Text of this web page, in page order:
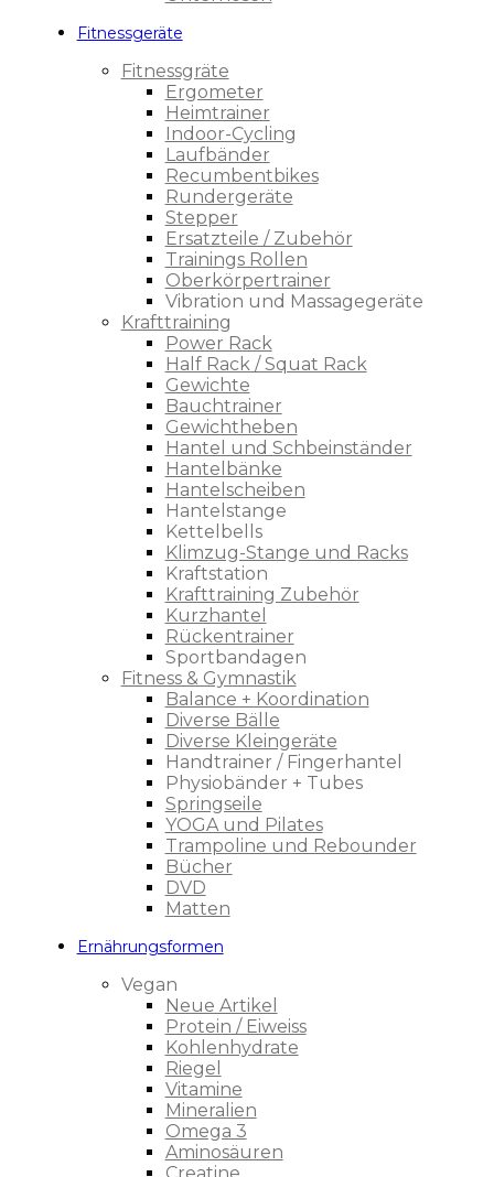
Fitnessgeräte
Fitnessgräte
Ergometer
Heimtrainer
Indoor-Cycling
Laufbänder
Recumbentbikes
Rundergeräte
Stepper
Ersatzteile / Zubehör
Trainings Rollen
Oberkörpertrainer
Vibration und Massagegeräte
Krafttraining
Power Rack
Half Rack / Squat Rack
Gewichte
Bauchtrainer
Gewichtheben
Hantel und Schbeinständer
Hantelbänke
Hantelscheiben
Hantelstange
Kettelbells
Klimzug-Stange und Racks
Kraftstation
Krafttraining Zubehör
Kurzhantel
Rückentrainer
Sportbandagen
Fitness & Gymnastik
Balance + Koordination
Diverse Bälle
Diverse Kleingeräte
Handtrainer / Fingerhantel
Physiobänder + Tubes
Springseile
YOGA und Pilates
Trampoline und Rebounder
Bücher
DVD
Matten
Ernährungsformen
Vegan
Neue Artikel
Protein / Eiweiss
Kohlenhydrate
Riegel
Vitamine
Mineralien
Omega 3
Aminosäuren